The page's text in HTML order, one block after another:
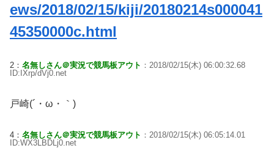
ews/2018/02/15/kiji/20180214s000041
45350000c.html
2： 名無しさん＠実況で競馬板アウト ：2018/02/15(木) 06:00:32.68
ID:IXrp/dVj0.net
戸崎(´・ω・｀)
4： 名無しさん＠実況で競馬板アウト ：2018/02/15(木) 06:05:14.01
ID:WX3LBDLj0.net